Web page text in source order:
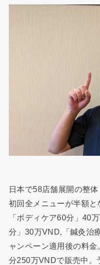
日本で58店舗展開の整
初回全メニューが半額と
「ボディケア60分」40
分」30万VND,「鍼灸治
ャンペーン適用後の料
分250万VNDで販売中。